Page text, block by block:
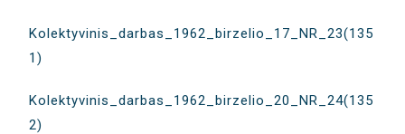
Kolektyvinis_darbas_1962_birzelio_17_NR_23(135
1)
Kolektyvinis_darbas_1962_birzelio_20_NR_24(135
2)